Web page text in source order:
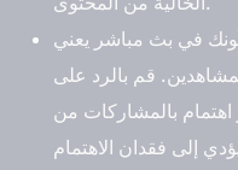
في بث مباشر يعني
قم بالرد على
اهتمام بالمشاركات من
إلى فقدان الاهتمام